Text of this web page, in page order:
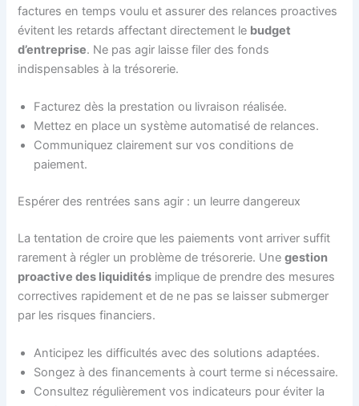
factures en temps voulu et assurer des relances proactives
évitent les retards affectant directement le budget
d’entreprise. Ne pas agir laisse filer des fonds
indispensables à la trésorerie.
Facturez dès la prestation ou livraison réalisée.
Mettez en place un système automatisé de relances.
Communiquez clairement sur vos conditions de
paiement.
Espérer des rentrées sans agir : un leurre dangereux
La tentation de croire que les paiements vont arriver suffit
rarement à régler un problème de trésorerie. Unegestion
proactive des liquidités implique de prendre des mesures
correctives rapidement et de ne pas se laisser submerger
par les risques financiers.
Anticipez les difficultés avec des solutions adaptées.
Songez à des financements à court terme si nécessaire.
Consultez régulièrement vos indicateurs pour éviter la